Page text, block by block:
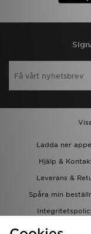
Ladda ner
Hjälp &
Leverans &
Spåra min
JD-bloggen